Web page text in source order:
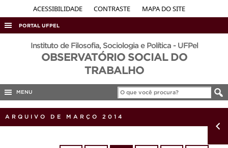
ACESSIBILIDADE CONTRASTE MAPA DO SITE
PORTAL UFPEL
ACESSO À INFORMAÇÃO
AUDITORIA
CONCURSOS
Instituto de Filosofia, Sociologia e Política - UFPel
OBSERVATÓRIO SOCIAL DO
TRABALHO
MENU
ARQUIVO DE MARÇO 2014